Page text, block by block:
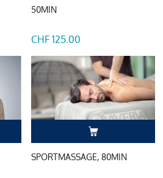
50MIN
CHF 125.00
SPORTMASSAGE, 80MIN